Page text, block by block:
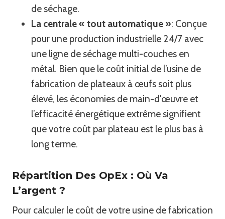
de séchage.
La centrale « tout automatique »: Conçue
pour une production industrielle 24/7 avec
une ligne de séchage multi-couches en
métal. Bien que le coût initial de l’usine de
fabrication de plateaux à œufs soit plus
élevé, les économies de main-d'œuvre et
l’efficacité énergétique extrême signifient
que votre coût par plateau est le plus bas à
long terme.
Répartition Des OpEx : Où Va
L’argent ?
Pour calculer le coût de votre usine de fabrication